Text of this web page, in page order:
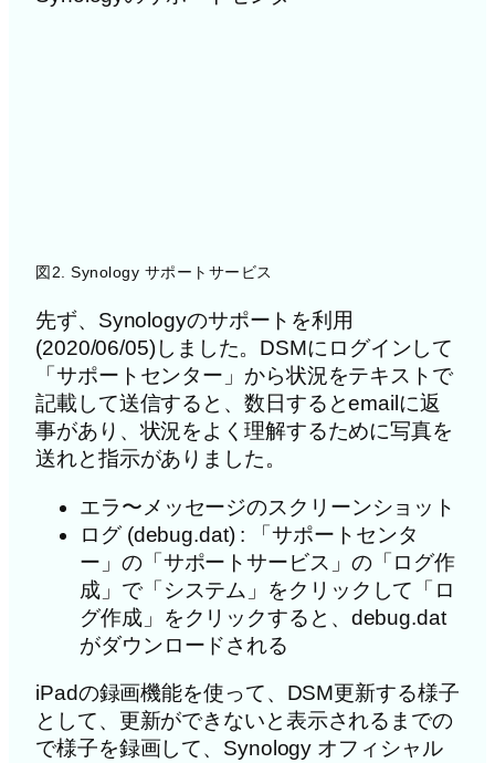
図2. Synology サポートサービス
先ず、Synologyのサポートを利用
(2020/06/05)しました。DSMにログインして
「サポートセンター」から状況をテキストで
記載して送信すると、数日するとemailに返
事があり、状況をよく理解するために写真を
送れと指示がありました。
エラ〜メッセージのスクリーンショット
ログ (debug.dat) : 「サポートセンタ
ー」の「サポートサービス」の「ログ作
成」で「システム」をクリックして「ロ
グ作成」をクリックすると、debug.dat
がダウンロードされる
iPadの録画機能を使って、DSM更新する様子
として、更新ができないと表示されるまでの
で様子を録画して、Synology オフィシャル